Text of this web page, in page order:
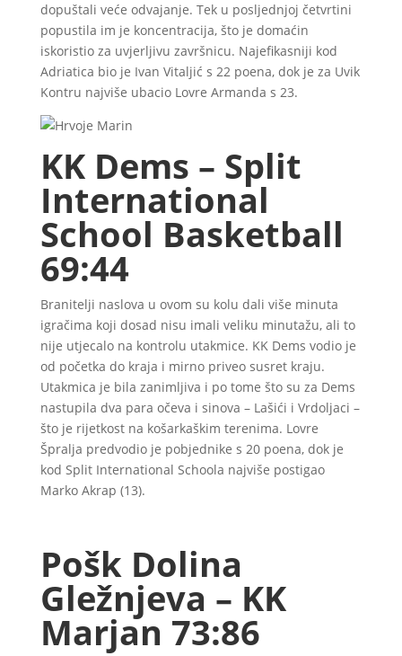
dopuštali veće odvajanje. Tek u posljednjoj četvrtini
popustila im je koncentracija, što je domaćin
iskoristio za uvjerljivu završnicu. Najefikasniji kod
Adriatica bio je Ivan Vitaljić s 22 poena, dok je za Uvik
Kontru najviše ubacio Lovre Armanda s 23.
KK Dems – Split
International
School Basketball
69:44
Branitelji naslova u ovom su kolu dali više minuta
igračima koji dosad nisu imali veliku minutažu, ali to
nije utjecalo na kontrolu utakmice. KK Dems vodio je
od početka do kraja i mirno priveo susret kraju.
Utakmica je bila zanimljiva i po tome što su za Dems
nastupila dva para očeva i sinova – Lašići i Vrdoljaci –
što je rijetkost na košarkaškim terenima. Lovre
Špralja predvodio je pobjednike s 20 poena, dok je
kod Split International Schoola najviše postigao
Marko Akrap (13).
Pošk Dolina
Gležnjeva – KK
Marjan 73:86